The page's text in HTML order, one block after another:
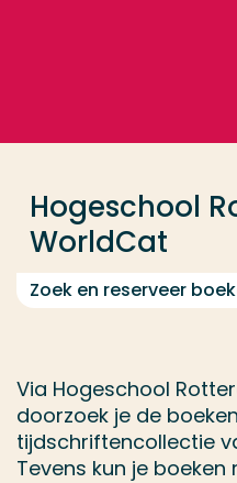
Hogeschool
WorldCat
Zoek en reserveer
Via Hogeschool
doorzoek je de
tijdschriftencollectie
Tevens kun je
Contact